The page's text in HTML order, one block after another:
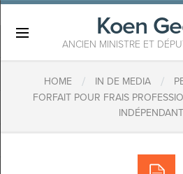
Koen
ANCIEN MINISTRE ET
HOME / IN DE MEDIA /
FORFAIT POUR FRAIS